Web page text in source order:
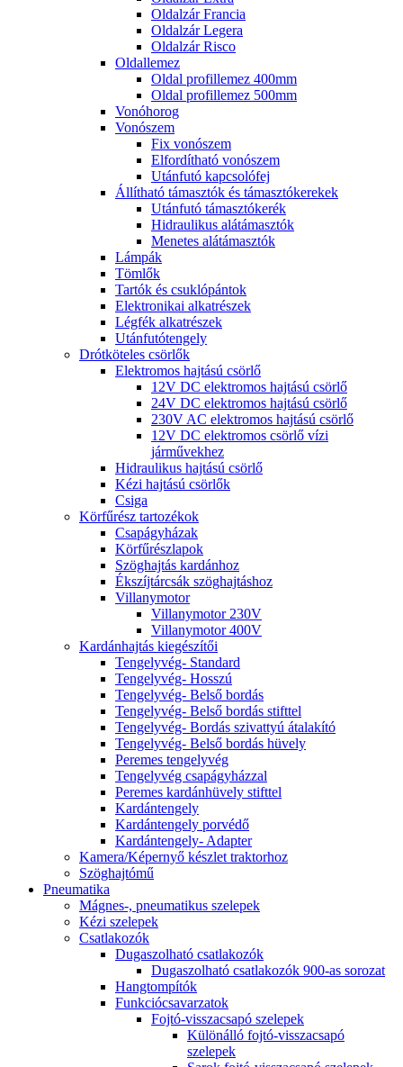
Oldalzár Francia
Oldalzár Legera
Oldalzár Risco
Oldallemez
Oldal profillemez 400mm
Oldal profillemez 500mm
Vonóhorog
Vonószem
Fix vonószem
Elfordítható vonószem
Utánfutó kapcsolófej
Állítható támasztók és támasztókerekek
Utánfutó támasztókerék
Hidraulikus alátámasztók
Menetes alátámasztók
Lámpák
Tömlők
Tartók és csuklópántok
Elektronikai alkatrészek
Légfék alkatrészek
Utánfutótengely
Drótköteles csörlők
Elektromos hajtású csörlő
12V DC elektromos hajtású csörlő
24V DC elektromos hajtású csörlő
230V AC elektromos hajtású csörlő
12V DC elektromos csörlő vízi
járművekhez
Hidraulikus hajtású csörlő
Kézi hajtású csörlők
Csiga
Körfűrész tartozékok
Csapágyházak
Körfűrészlapok
Szöghajtás kardánhoz
Ékszíjtárcsák szöghajtáshoz
Villanymotor
Villanymotor 230V
Villanymotor 400V
Kardánhajtás kiegészítői
Tengelyvég- Standard
Tengelyvég- Hosszú
Tengelyvég- Belső bordás
Tengelyvég- Belső bordás stifttel
Tengelyvég- Bordás szivattyú átalakító
Tengelyvég- Belső bordás hüvely
Peremes tengelyvég
Tengelyvég csapágyházzal
Peremes kardánhüvely stifttel
Kardántengely
Kardántengely porvédő
Kardántengely- Adapter
Kamera/Képernyő készlet traktorhoz
Szöghajtómű
Pneumatika
Mágnes-, pneumatikus szelepek
Kézi szelepek
Csatlakozók
Dugaszolható csatlakozók
Dugaszolható csatlakozók 900-as sorozat
Hangtompítók
Funkciócsavarzatok
Fojtó-visszacsapó szelepek
Különálló fojtó-visszacsapó
szelepek